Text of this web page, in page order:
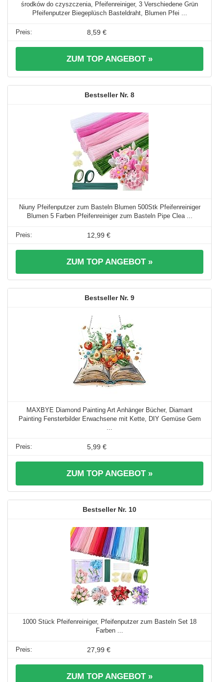
środków do czyszczenia, Pfeifenreiniger, 3 Verschiedene Grün
Pfeifenputzer Biegeplüsch Basteldraht, Blumen Pfei ...
8,59 €
ZUM TOP ANGEBOT »
8
Niuny Pfeifenputzer zum Basteln Blumen 500Stk Pfeifenreiniger
Blumen 5 Farben Pfeifenreiniger zum Basteln Pipe Clea ...
12,99 €
ZUM TOP ANGEBOT »
9
MAXBYE Diamond Painting Art Anhänger Bücher, Diamant
Painting Fensterbilder Erwachsene mit Kette, DIY Gemüse Gem
...
5,99 €
ZUM TOP ANGEBOT »
10
1000 Stück Pfeifenreiniger, Pfeifenputzer zum Basteln Set 18
Farben ...
27,99 €
ZUM TOP ANGEBOT »